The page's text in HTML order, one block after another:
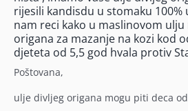
rijesili kandisdu u stomaku 100%
nam reci kako u maslinovom
origana za mazanje na kozi kod
djeteta od 5,5 god hvala protiv
Poštovana,
ulje divljeg origana mogu piti deca